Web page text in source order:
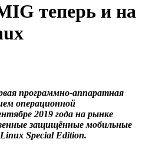
теперь и на
программно-аппаратная
операционной
2019 года на рынке
защищённые мобильные
Linux Special Edition.